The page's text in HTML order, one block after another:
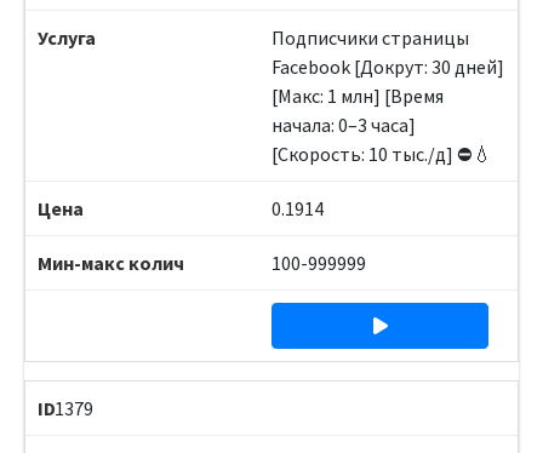
Подписчики страницы
Facebook [Докрут: 30 дней]
[Макс: 1 млн] [Время
начала: 0–3 часа]
[Скорость: 10 тыс./д] ⛔️💧
0.1914
100-999999
1379